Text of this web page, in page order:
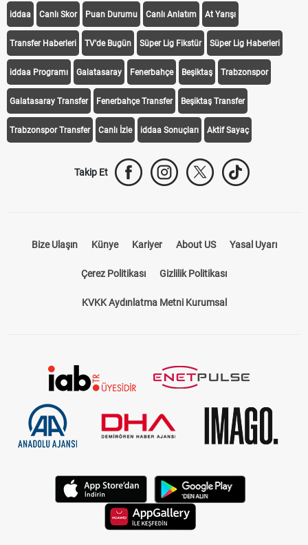
iddaa Canlı Skor Puan Durumu Canlı Anlatım At Yarışı
Transfer Haberleri TV'de Bugün Süper Lig Fikstür Süper Lig Haberleri
iddaa Programı Galatasaray Fenerbahçe Beşiktaş Trabzonspor
Galatasaray Transfer Fenerbahçe Transfer Beşiktaş Transfer
Trabzonspor Transfer Canlı İzle iddaa Sonuçları Aktif Sayaç
Takip Et
Bize Ulaşın Künye Kariyer About US Yasal Uyarı
Çerez Politikası Gizlilik Politikası
KVKK Aydınlatma Metni Kurumsal